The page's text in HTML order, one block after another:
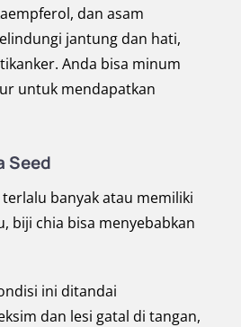
dan asam
jantung dan hati,
Anda bisa minum
untuk mendapatkan
Seed
banyak atau memiliki
biji chia bisa menyebabkan
ini ditandai
dan lesi gatal di tangan,